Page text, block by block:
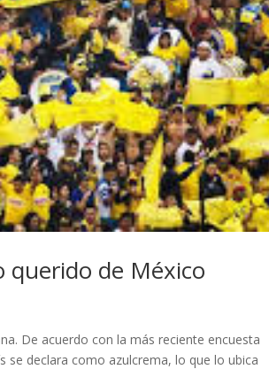
querido de México
De acuerdo con la más reciente encuesta
se declara como azulcrema, lo que lo ubica